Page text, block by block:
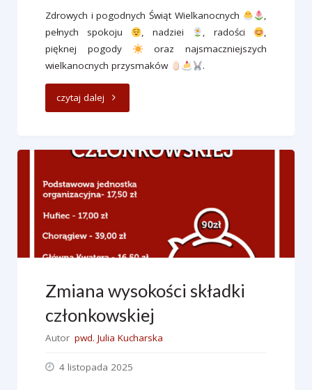
Zdrowych i pogodnych Świąt Wielkanocnych
,
pełnych spokoju
, nadziei , radości
,
pięknej pogody
oraz najsmaczniejszych
wielkanocnych przysmaków
.
czytaj dalej "Wesołych
Wielkiej
Nocy"
Zmiana wysokości składki
członkowskiej
Autor pwd. Julia Kucharska
4 listopada 2025